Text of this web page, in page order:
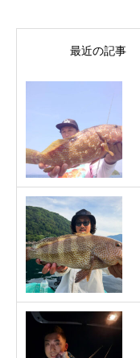
最近の記事